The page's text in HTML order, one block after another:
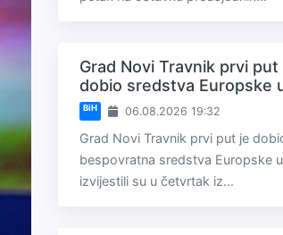
Grad Novi Travnik prvi put
dobio sredstva Europske
BiH 06.08.2026 19:32
Grad Novi Travnik prvi put je
bespovratna sredstva Europske
izvijestili su u četvrtak iz...